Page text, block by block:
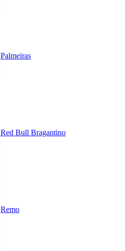
Palmeiras
Red Bull Bragantino
Remo